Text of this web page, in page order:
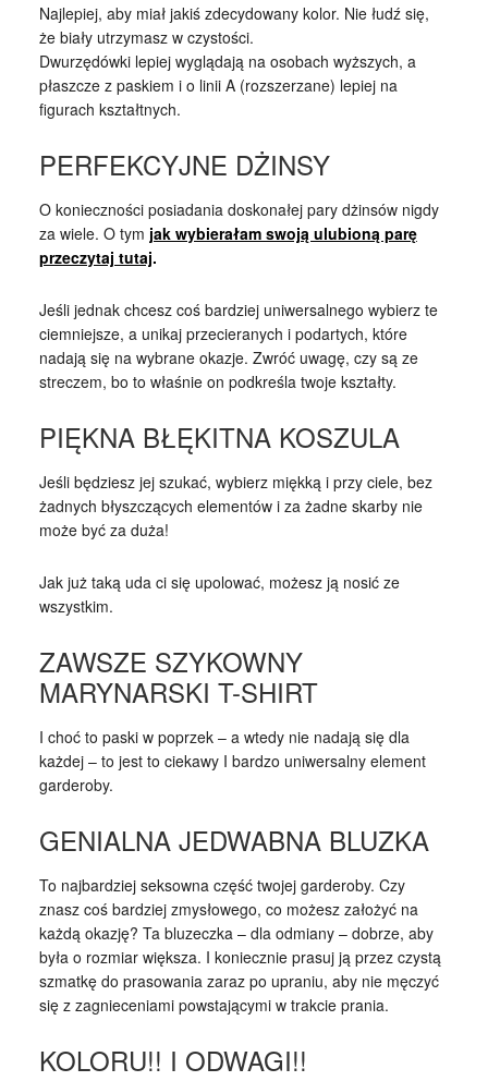
Najlepiej, aby miał jakiś zdecydowany kolor. Nie łudź się,
że biały utrzymasz w czystości.
Dwurzędówki lepiej wyglądają na osobach wyższych, a
płaszcze z paskiem i o linii A (rozszerzane) lepiej na
figurach kształtnych.
PERFEKCYJNE DŻINSY
O konieczności posiadania doskonałej pary dżinsów nigdy
za wiele. O tym jak wybierałam swoją ulubioną parę
przeczytaj tutaj.
Jeśli jednak chcesz coś bardziej uniwersalnego wybierz te
ciemniejsze, a unikaj przecieranych i podartych, które
nadają się na wybrane okazje. Zwróć uwagę, czy są ze
streczem, bo to właśnie on podkreśla twoje kształty.
PIĘKNA BŁĘKITNA KOSZULA
Jeśli będziesz jej szukać, wybierz miękką i przy ciele, bez
żadnych błyszczących elementów i za żadne skarby nie
może być za duża!
Jak już taką uda ci się upolować, możesz ją nosić ze
wszystkim.
ZAWSZE SZYKOWNY
MARYNARSKI T-SHIRT
I choć to paski w poprzek – a wtedy nie nadają się dla
każdej – to jest to ciekawy I bardzo uniwersalny element
garderoby.
GENIALNA JEDWABNA BLUZKA
To najbardziej seksowna część twojej garderoby. Czy
znasz coś bardziej zmysłowego, co możesz założyć na
każdą okazję? Ta bluzeczka – dla odmiany – dobrze, aby
była o rozmiar większa. I koniecznie prasuj ją przez czystą
szmatkę do prasowania zaraz po upraniu, aby nie męczyć
się z zagnieceniami powstającymi w trakcie prania.
KOLORU!! I ODWAGI!!